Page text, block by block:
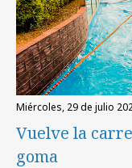
miércoles, 29 de julio
Vuelve la
goma